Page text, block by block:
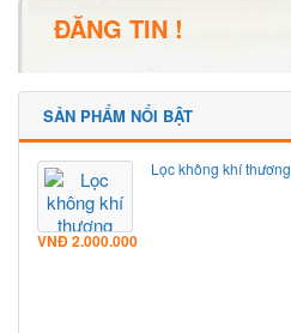
ĐĂNG TIN !
SẢN PHẨM NỔI BẬT
Lọc không khí
VNĐ2.000.000